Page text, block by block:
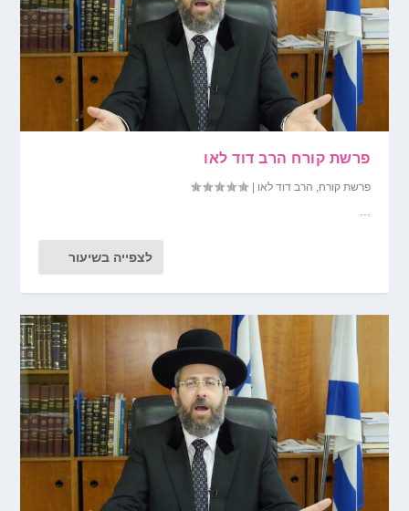
פרשת קורח הרב דוד לאו
פרשת קורח הרב דוד לאו |
לצפייה בשיעור